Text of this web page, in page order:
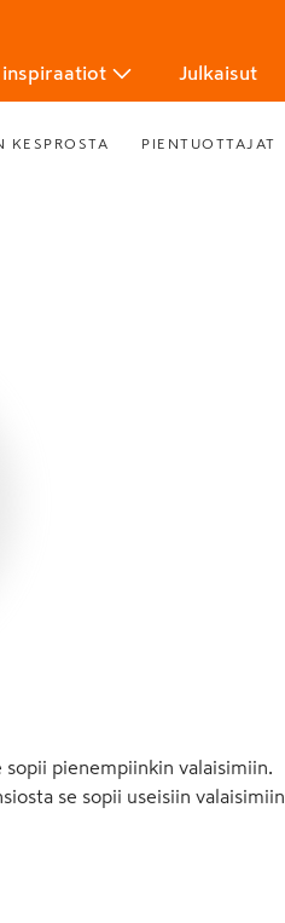
inspiraatiot Julkaisut
KESPROSTA PIENTUOTTAJAT
pienempiinkin valaisimiin.
se sopii useisiin valaisimiin.